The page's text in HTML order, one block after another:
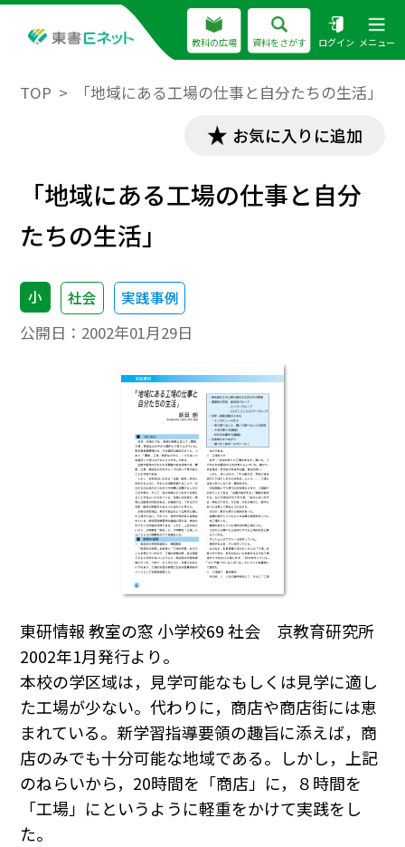
教科の広場 資料をさがす ログイン メニュー
TOP 「地域にある工場の仕事と自分たちの生活」
お気に入りに追加
「地域にある工場の仕事と自分
たちの生活」
小 社会 実践事例
公開日： 2002年01月29日
東研情報 教室の窓 小学校69 社会 京教育研究所
2002年1月発行より。
本校の学区域は，見学可能なもしくは見学に適し
た工場が少ない。代わりに，商店や商店街には恵
まれている。新学習指導要領の趣旨に添えば，商
店のみでも十分可能な地域である。しかし，上記
のねらいから，20時間を「商店」に，８時間を
「工場」にというように軽重をかけて実践をし
た。